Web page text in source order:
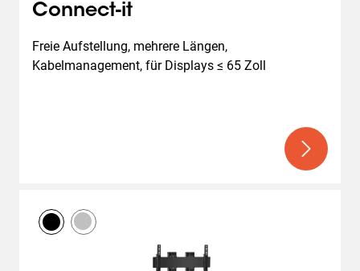
Connect-it
Freie Aufstellung, mehrere Längen,
Kabelmanagement, für Displays ≤ 65 Zoll